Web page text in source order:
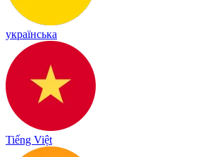
українська
Tiếng Việt